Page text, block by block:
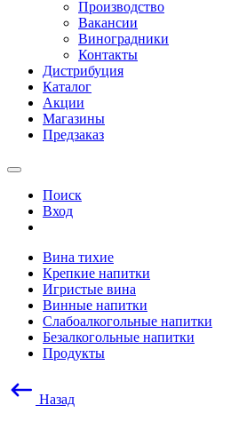
Производство
Вакансии
Виноградники
Контакты
Дистрибуция
Каталог
Акции
Магазины
Предзаказ
Поиск
Вход
Вина тихие
Крепкие напитки
Игристые вина
Винные напитки
Слабоалкогольные напитки
Безалкогольные напитки
Продукты
Назад